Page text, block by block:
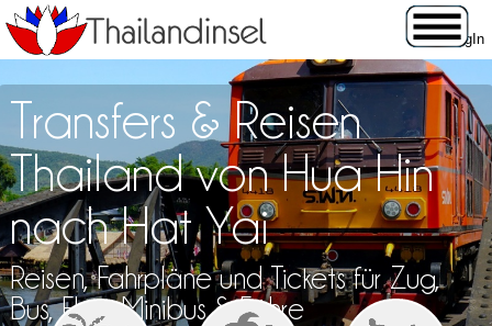
Transfers & Reisen
Thailand von Hua Hin
nach Hat Yai
Reisen, Fahrpläne und Tickets für Zug,
Bus, Flug, Minibus & Fähre